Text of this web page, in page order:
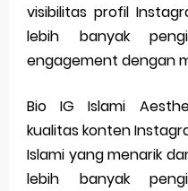
visibilitas profil
lebih banyak
engagement dengan
Bio IG Islami
kualitas konten
Islami yang menarik
lebih banyak